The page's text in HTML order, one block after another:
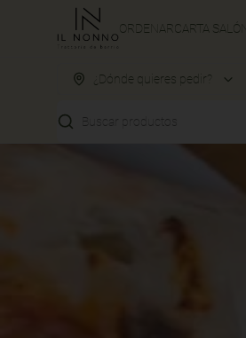
ORDENAR CARTA SALÓN
¿Dónde quieres pedir?
Buscar productos